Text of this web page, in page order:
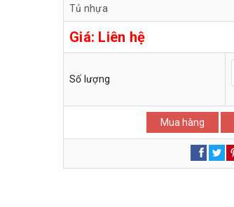
Tủ nhựa
Giá: Liên hệ
Số lượng
Mua hàng